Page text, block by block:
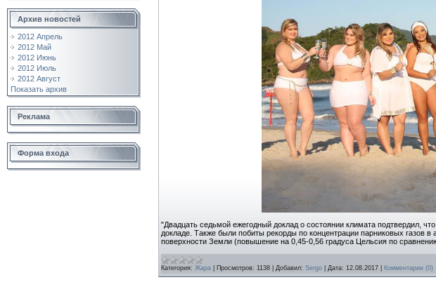
Архив новостей
2012 Апрель
2012 Май
2012 Июнь
2012 Июль
2012 Август
Показать архив
Реклама
Форма входа
"Двадцать седьмой ежегодный доклад о состоянии климата подтвердил,
докладе. Также были побиты рекорды по концентрации парниковых газов
поверхности Земли (повышение на 0,45-0,56 градуса Цельсия по
Категория: Жара Просмотров: 1138 Добавил: Sergo Дата: 12.08.2017 Комментарии (0)